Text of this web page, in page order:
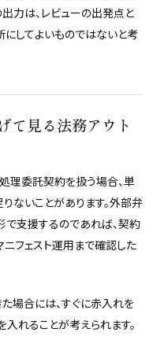
力は、レビューの出発点と
にしてよいものではないと考
て見る法務アウト
理委託契約を扱う場合、単
ないことがあります。外部弁
支援するのであれば、契約
ニフェスト運用まで確認した
場合には、すぐに赤入れを
れることが考えられます。